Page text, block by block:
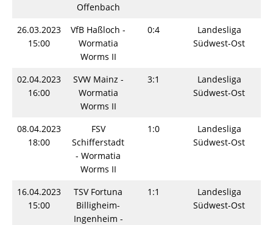
Offenbach
26.03.2023
15:00
VfB Haßloch -
Wormatia
Worms II
0:4
Landesliga
Südwest-Ost
02.04.2023
16:00
SVW Mainz -
Wormatia
Worms II
3:1
Landesliga
Südwest-Ost
08.04.2023
18:00
FSV
Schifferstadt
- Wormatia
Worms II
1:0
Landesliga
Südwest-Ost
16.04.2023
15:00
TSV Fortuna
Billigheim-
Ingenheim -
1:1
Landesliga
Südwest-Ost